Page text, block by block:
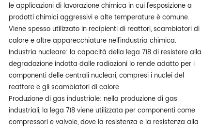
le applicazioni di lavorazione chimica in cui l'esposizione a
prodotti chimici aggressivi e alte temperature è comune.
Viene spesso utilizzato in recipienti di reattori, scambiatori di
calore e altre apparecchiature nell'industria chimica.
Industria nucleare: la capacità della lega 718 di resistere alla
degradazione indotta dalle radiazioni lo rende adatto per i
componenti delle centrali nucleari, compresi i nuclei del
reattore e gli scambiatori di calore.
Produzione di gas industriale: nella produzione di gas
industriali, la lega 718 viene utilizzata per componenti come
compressori e valvole, dove la resistenza e la resistenza alla